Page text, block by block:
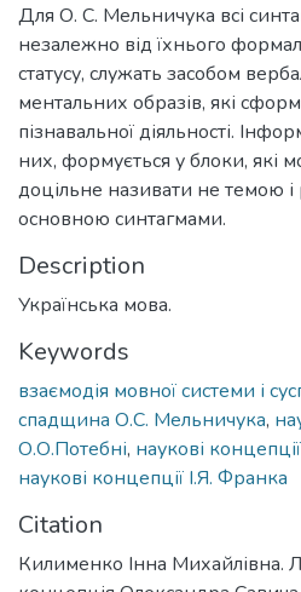
Для О. С. Мельничука всі
незалежно від їхнього
статусу, служать засобом
ментальних образів, які
пізнавальної діяльності.
них, формується у блоки, які
доцільне називати не темою
основною синтагмами.
Description
Українська мова.
Keywords
взаємодія мовної системи і
спадщина О.С. Мельничука,
О.О.Потебні, наукові
наукові концепції І.Я. Франка
Citation
Килименко Інна Михайлівна.